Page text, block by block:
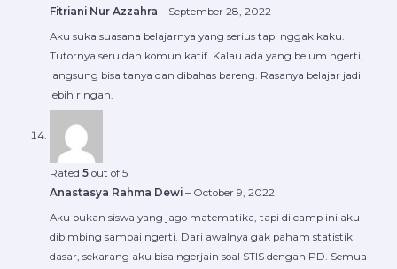
Fitriani Nur Azzahra – September 28, 2022
Aku suka suasana belajarnya yang serius tapi nggak kaku.
Tutornya seru dan komunikatif. Kalau ada yang belum ngerti,
langsung bisa tanya dan dibahas bareng. Rasanya belajar jadi
lebih ringan.
Rated 5out of 5
Anastasya Rahma Dewi – October 9, 2022
Aku bukan siswa yang jago matematika, tapi di camp ini aku
dibimbing sampai ngerti. Dari awalnya gak paham statistik
dasar, sekarang aku bisa ngerjain soal STIS dengan PD. Semua